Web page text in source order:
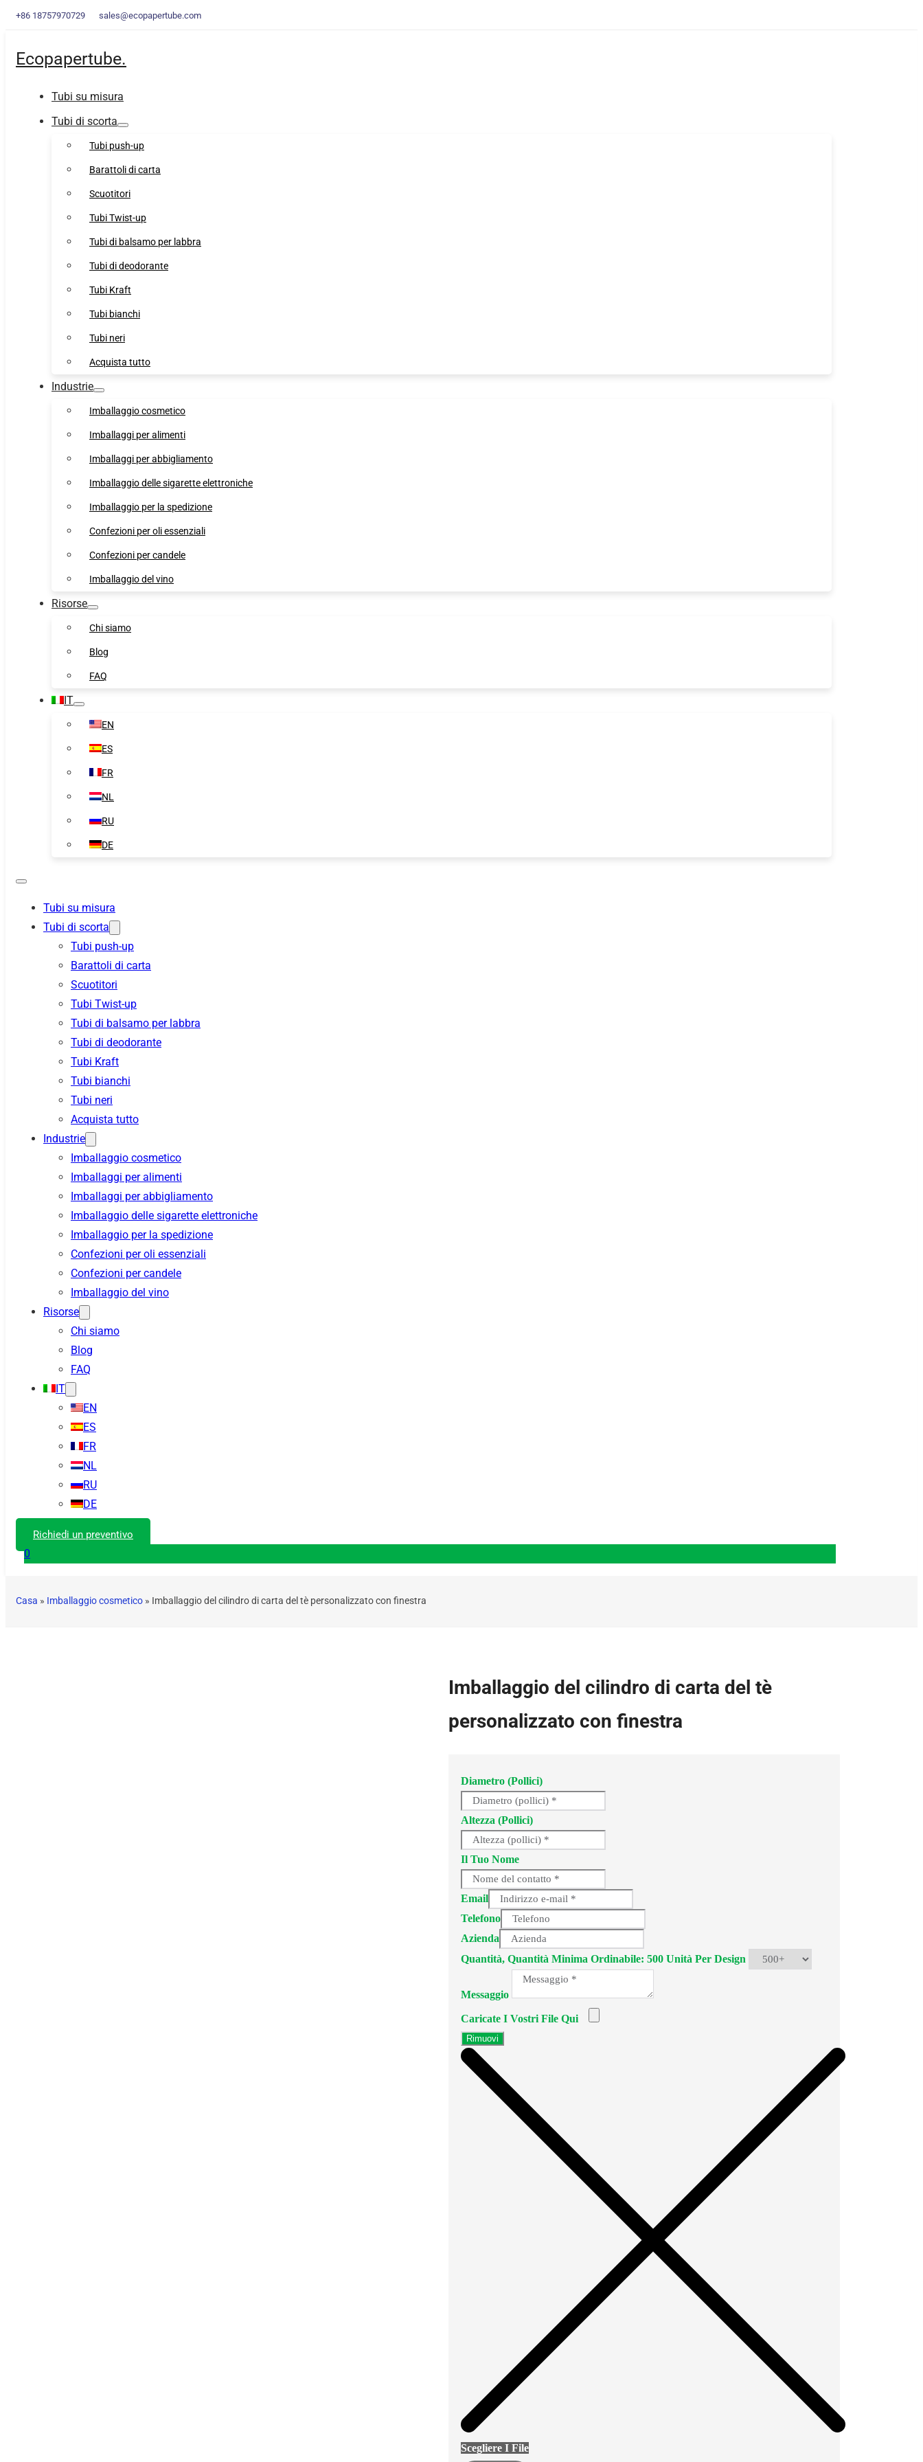
+86 18757970729 sales@ecopapertube.com
Ecopapertube.
Tubi su misura
Tubi di scorta
Tubi push-up
Barattoli di carta
Scuotitori
Tubi Twist-up
Tubi di balsamo per labbra
Tubi di deodorante
Tubi Kraft
Tubi bianchi
Tubi neri
Acquista tutto
Industrie
Imballaggio cosmetico
Imballaggi per alimenti
Imballaggi per abbigliamento
Imballaggio delle sigarette elettroniche
Imballaggio per la spedizione
Confezioni per oli essenziali
Confezioni per candele
Imballaggio del vino
Risorse
Chi siamo
Blog
FAQ
IT
EN
ES
FR
NL
RU
DE
Tubi su misura
Tubi di scorta
Tubi push-up
Barattoli di carta
Scuotitori
Tubi Twist-up
Tubi di balsamo per labbra
Tubi di deodorante
Tubi Kraft
Tubi bianchi
Tubi neri
Acquista tutto
Industrie
Imballaggio cosmetico
Imballaggi per alimenti
Imballaggi per abbigliamento
Imballaggio delle sigarette elettroniche
Imballaggio per la spedizione
Confezioni per oli essenziali
Confezioni per candele
Imballaggio del vino
Risorse
Chi siamo
Blog
FAQ
IT
EN
ES
FR
NL
RU
DE
Richiedi un preventivo
0
Casa » Imballaggio cosmetico » Imballaggio del cilindro di carta del tè personalizzato con finestra
Imballaggio del cilindro di carta del tè
personalizzato con finestra
Diametro (pollici)
Altezza (pollici)
Il Tuo Nome
Email
Telefono
Azienda
Quantità, Quantità Minima Ordinabile: 500 Unità Per Design
Messaggio
Caricate I Vostri File Qui
Rimuovi
Scegliere I File